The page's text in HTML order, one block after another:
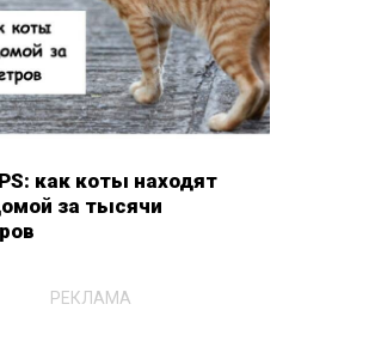
как коты находят
за тысячи
РЕКЛАМА